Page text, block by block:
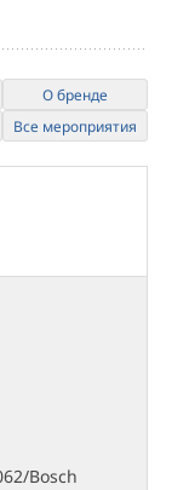
О бренде
Все мероприятия
Bosch